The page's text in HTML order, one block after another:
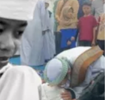
anjuran
speaker-
termasuk